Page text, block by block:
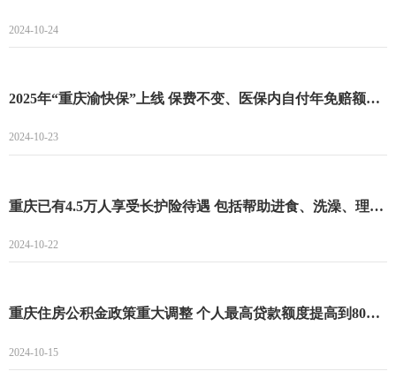
2024-10-24
2025年“重庆渝快保”上线 保费不变、医保内自付年免赔额降至1万元
2024-10-23
重庆已有4.5万人享受长护险待遇 包括帮助进食、洗澡、理发等护理服务
2024-10-22
重庆住房公积金政策重大调整 个人最高贷款额度提高到80万元
2024-10-15